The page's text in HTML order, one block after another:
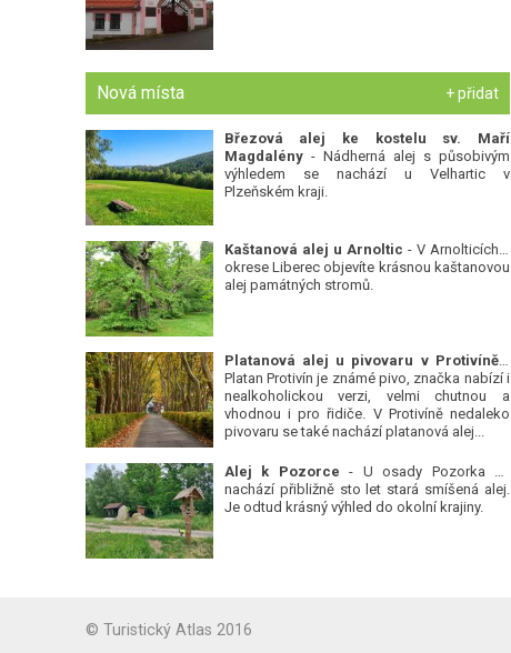
Nová místa + přidat
Březová alej ke kostelu sv. Maří
Magdalény- Nádherná alej s působivým
výhledem se nachází u Velhartic v
Plzeňském kraji.
Kaštanová alej u Arnoltic - V Arnolticích v
okrese Liberec objevíte krásnou kaštanovou
alej památných stromů.
Platanová alej u pivovaru v Protivíně-
Platan Protivín je známé pivo, značka nabízí i
nealkoholickou verzi, velmi chutnou a
vhodnou i pro řidiče. V Protivíně nedaleko
pivovaru se také nachází platanová alej...
Alej k Pozorce - U osady Pozorka se
nachází přibližně sto let stará smíšená alej.
Je odtud krásný výhled do okolní krajiny.
© Turistický Atlas 2016